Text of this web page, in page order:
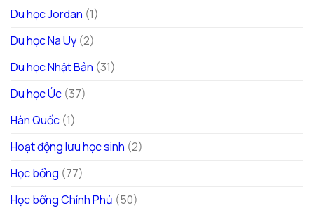
Du học Jordan (1)
Du học Na Uy (2)
Du học Nhật Bản (31)
Du học Úc (37)
Hàn Quốc (1)
Hoạt động lưu học sinh (2)
Học bổng (77)
Học bổng Chính Phủ (50)